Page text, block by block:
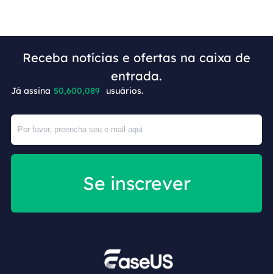
Receba notícias e ofertas na caixa de
entrada.
Já assina 50,600,089 usuários.
Se inscrever
+4